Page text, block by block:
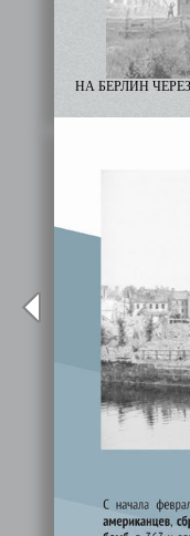
НА БЕРЛИН